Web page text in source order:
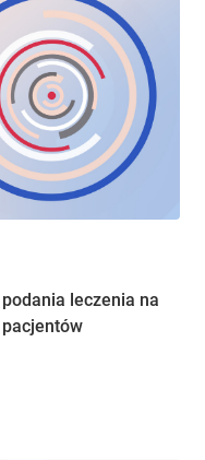
leczenia na
pacjentów